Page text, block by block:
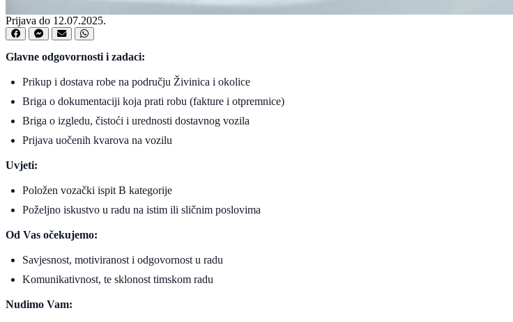
Prijava do 12.07.2025.
Glavne odgovornosti i zadaci:
Prikup i dostava robe na području Živinica i okolice
Briga o dokumentaciji koja prati robu (fakture i otpremnice)
Briga o izgledu, čistoći i urednosti dostavnog vozila
Prijava uočenih kvarova na vozilu
Uvjeti:
Položen vozački ispit B kategorije
Poželjno iskustvo u radu na istim ili sličnim poslovima
Od Vas očekujemo:
Savjesnost, motiviranost i odgovornost u radu
Komunikativnost, te sklonost timskom radu
Nudimo Vam: